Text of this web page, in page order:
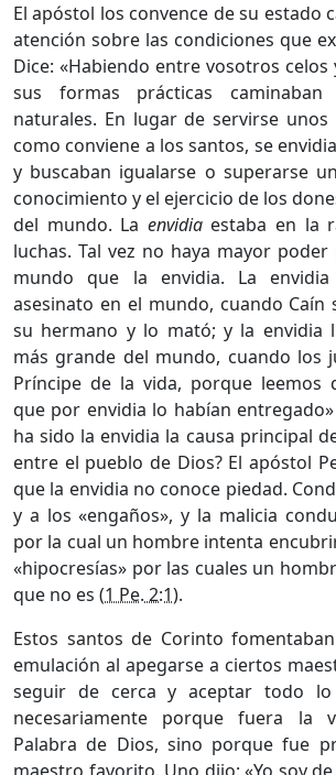
El apóstol los convence de su estado
atención sobre las condiciones que
Dice: «Habiendo entre vosotros celos
sus formas prácticas caminaban
naturales. En lugar de servirse
como conviene a los santos, se
y buscaban igualarse o superarse
conocimiento y el ejercicio de los
del mundo. La envidiaestaba en la
luchas. Tal vez no haya mayor
mundo que la envidia. La
asesinato en el mundo, cuando Caín
su hermano y lo mató; y la envidia
más grande del mundo, cuando los
Príncipe de la vida, porque leemos
que por envidia lo habían entregado»
ha sido la envidia la causa principal
entre el pueblo de Dios? El apóstol
que la envidia no conoce piedad.
y a los «engaños», y la malicia
por la cual un hombre intenta
«hipocresías» por las cuales un
que no es (1 Pe. 2:1).
Estos santos de Corinto
emulación al apegarse a ciertos
seguir de cerca y aceptar todo
necesariamente porque fuera la
Palabra de Dios, sino porque fue